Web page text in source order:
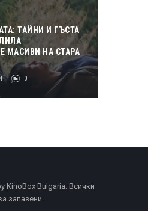
ТАЙНИ И ГЪСТА
МАСИВИ НА СТАРА
0
KinoBox Bulgaria. Всички
запазени.